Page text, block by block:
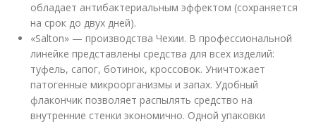
обладает антибактериальным эффектом (сохраняется
на срок до двух дней).
«Salton» — производства Чехии. В профессиональной
линейке представлены средства для всех изделий:
туфель, сапог, ботинок, кроссовок. Уничтожает
патогенные микроорганизмы и запах. Удобный
флакончик позволяет распылять средство на
внутренние стенки экономично. Одной упаковки